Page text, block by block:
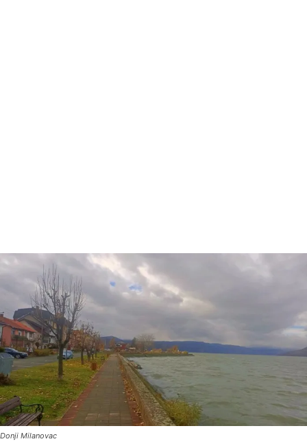
Donji Milanovac